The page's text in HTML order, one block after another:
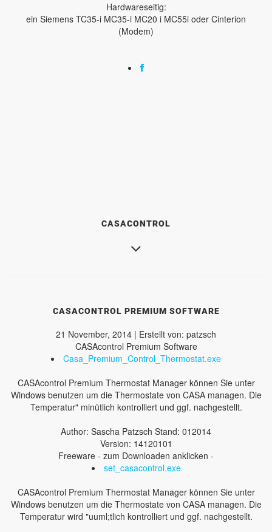
Hardwareseitig:
ein Siemens TC35-i MC35-i MC20 i MC55i oder Cinterion
(Modem)
CASACONTROL
CASACONTROL PREMIUM SOFTWARE
21 November, 2014 | Erstellt von: patzsch
CASAcontrol Premium Software
Casa_Premium_Control_Thermostat.exe
CASAcontrol Premium Thermostat Manager können Sie unter
Windows benutzen um die Thermostate von CASA managen. Die
Temperatur" minütlich kontrolliert und ggf. nachgestellt.
Author: Sascha Patzsch Stand: 012014
Version: 14120101
Freeware - zum Downloaden anklicken -
set_casacontrol.exe
CASAcontrol Premium Thermostat Manager können Sie unter
Windows benutzen um die Thermostate von CASA managen. Die
Temperatur wird "uuml;tlich kontrolliert und ggf. nachgestellt.